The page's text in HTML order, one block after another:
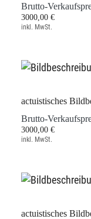
Brutto-
3000,00 €
inkl. MwSt.
actuistisches
Brutto-
3000,00 €
inkl. MwSt.
actuistisches